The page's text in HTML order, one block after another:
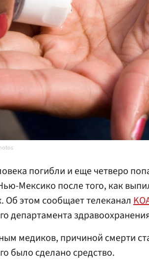
погибли и еще четверо
Мексико после того, как
Об этом сообщает телеканал
департамента
медиков, причиной смерти
было сделано средство.